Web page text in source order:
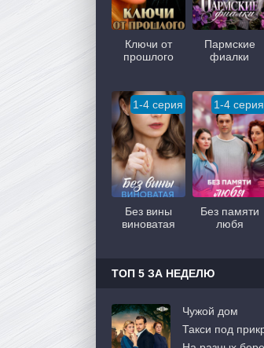
Ключи от
прошлого
Пармские
фиалки
1-4 серия
Без вины
виноватая
1-4 серия
Без памяти
любя
ТОП 5 ЗА НЕДЕЛЮ
Чужой дом
Такси под